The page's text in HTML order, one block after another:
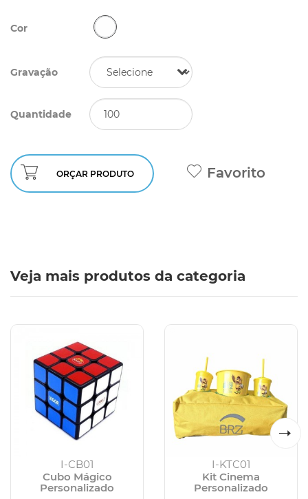
Cor
Gravação
Quantidade
ORÇAR PRODUTO Favorito
Veja mais produtos da categoria
I-CB01
Cubo Mágico
Personalizado
I-KTC01
Kit Cinema
Personalizado